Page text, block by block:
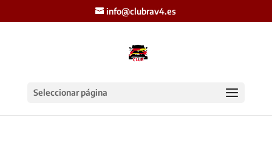
info@clubrav4.es
Seleccionar página